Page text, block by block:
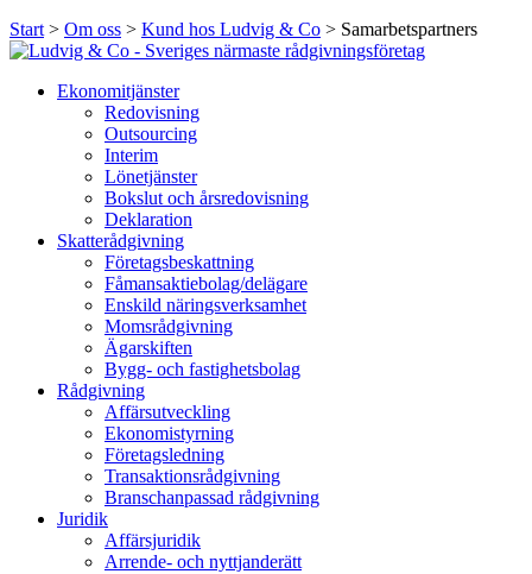
Start > Om oss > Kund hos Ludvig & Co > Samarbetspartners
Ekonomitjänster
Redovisning
Outsourcing
Interim
Lönetjänster
Bokslut och årsredovisning
Deklaration
Skatterådgivning
Företagsbeskattning
Fåmansaktiebolag/delägare
Enskild näringsverksamhet
Momsrådgivning
Ägarskiften
Bygg- och fastighetsbolag
Rådgivning
Affärsutveckling
Ekonomistyrning
Företagsledning
Transaktionsrådgivning
Branschanpassad rådgivning
Juridik
Affärsjuridik
Arrende- och nyttjanderätt